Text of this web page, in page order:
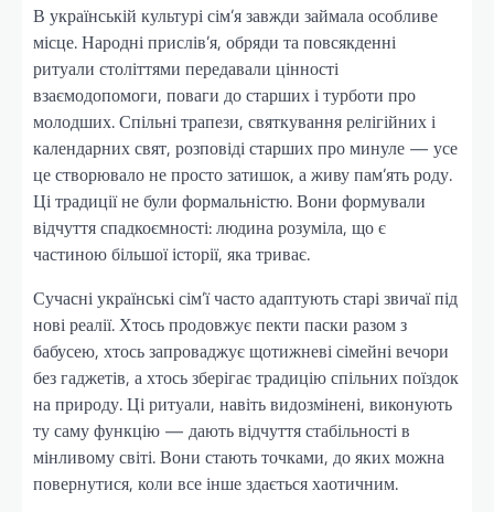
В українській культурі сім’я завжди займала особливе
місце. Народні прислів’я, обряди та повсякденні
ритуали століттями передавали цінності
взаємодопомоги, поваги до старших і турботи про
молодших. Спільні трапези, святкування релігійних і
календарних свят, розповіді старших про минуле — усе
це створювало не просто затишок, а живу пам’ять роду.
Ці традиції не були формальністю. Вони формували
відчуття спадкоємності: людина розуміла, що є
частиною більшої історії, яка триває.
Сучасні українські сім’ї часто адаптують старі звичаї під
нові реалії. Хтось продовжує пекти паски разом з
бабусею, хтось запроваджує щотижневі сімейні вечори
без гаджетів, а хтось зберігає традицію спільних поїздок
на природу. Ці ритуали, навіть видозмінені, виконують
ту саму функцію — дають відчуття стабільності в
мінливому світі. Вони стають точками, до яких можна
повернутися, коли все інше здається хаотичним.